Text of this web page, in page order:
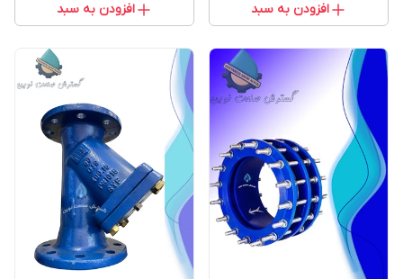
افزودن به سبد افزودن به سبد